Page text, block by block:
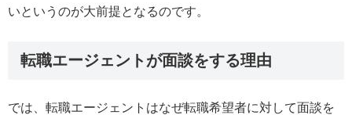
いというのが大前提となるのです。
転職エージェントが面談をする理由
では、転職エージェントはなぜ転職希望者に対して面談を